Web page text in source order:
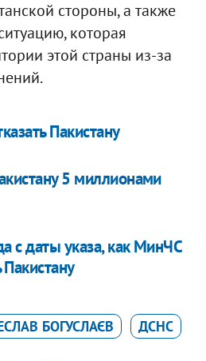
стороны, а также
которая
этой страны из-за
Пакистану
5 миллионами
с даты указа, как МинЧС
БОГУСЛАЄВ ДСНС